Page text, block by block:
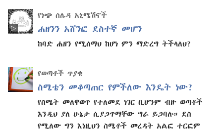
የነጭ ሰሌዳ አኒሜሽኖች
ሐዘንን አሸንፎ ደስተኛ መሆን
ከባድ ሐዘን የሚሰማህ ከሆነ ምን ማድረግ ትችላለህ?
የወጣቶች ጥያቄ
ስሜቴን መቆጣጠር የምችለው እንዴት ነው?
የስሜት መለዋወጥ የተለመደ ነገር ቢሆንም ብዙ ወጣቶች
እንዲህ ያለ ሁኔታ ሲያጋጥማቸው ግራ ይጋባሉ። ደስ
የሚለው ግን እነዚህን ስሜቶች መረዳት አልፎ ተርፎም